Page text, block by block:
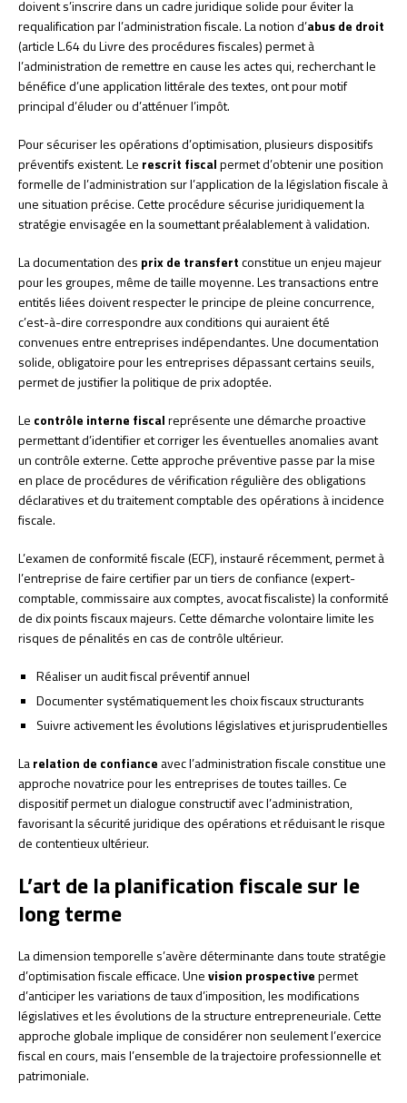
doivent s’inscrire dans un cadre juridique solide pour éviter la
requalification par l’administration fiscale. La notion d’abus de droit
(article L.64 du Livre des procédures fiscales) permet à
l’administration de remettre en cause les actes qui, recherchant le
bénéfice d’une application littérale des textes, ont pour motif
principal d’éluder ou d’atténuer l’impôt.
Pour sécuriser les opérations d’optimisation, plusieurs dispositifs
préventifs existent. Le rescrit fiscalpermet d’obtenir une position
formelle de l’administration sur l’application de la législation fiscale à
une situation précise. Cette procédure sécurise juridiquement la
stratégie envisagée en la soumettant préalablement à validation.
La documentation des prix de transfertconstitue un enjeu majeur
pour les groupes, même de taille moyenne. Les transactions entre
entités liées doivent respecter le principe de pleine concurrence,
c’est-à-dire correspondre aux conditions qui auraient été
convenues entre entreprises indépendantes. Une documentation
solide, obligatoire pour les entreprises dépassant certains seuils,
permet de justifier la politique de prix adoptée.
Le contrôle interne fiscalreprésente une démarche proactive
permettant d’identifier et corriger les éventuelles anomalies avant
un contrôle externe. Cette approche préventive passe par la mise
en place de procédures de vérification régulière des obligations
déclaratives et du traitement comptable des opérations à incidence
fiscale.
L’examen de conformité fiscale (ECF), instauré récemment, permet à
l’entreprise de faire certifier par un tiers de confiance (expert-
comptable, commissaire aux comptes, avocat fiscaliste) la conformité
de dix points fiscaux majeurs. Cette démarche volontaire limite les
risques de pénalités en cas de contrôle ultérieur.
Réaliser un audit fiscal préventif annuel
Documenter systématiquement les choix fiscaux structurants
Suivre activement les évolutions législatives et jurisprudentielles
Larelation de confiance avec l’administration fiscale constitue une
approche novatrice pour les entreprises de toutes tailles. Ce
dispositif permet un dialogue constructif avec l’administration,
favorisant la sécurité juridique des opérations et réduisant le risque
de contentieux ultérieur.
L’art de la planification fiscale sur le
long terme
La dimension temporelle s’avère déterminante dans toute stratégie
d’optimisation fiscale efficace. Unevision prospectivepermet
d’anticiper les variations de taux d’imposition, les modifications
législatives et les évolutions de la structure entrepreneuriale. Cette
approche globale implique de considérer non seulement l’exercice
fiscal en cours, mais l’ensemble de la trajectoire professionnelle et
patrimoniale.